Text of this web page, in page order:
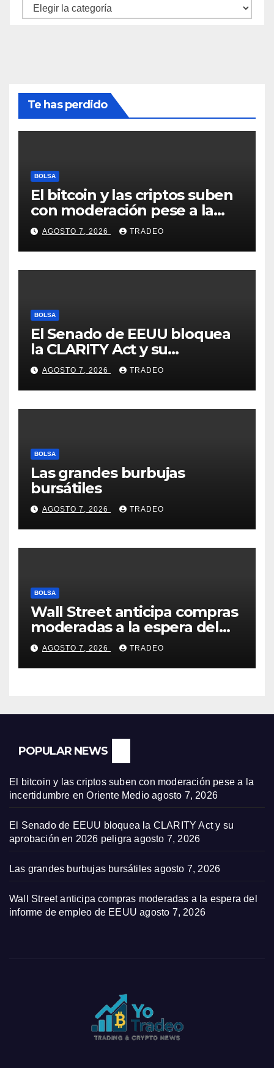
Categorías
Te has perdido
BOLSA
El bitcoin y las criptos suben
con moderación pese a la
incertidumbre en Oriente
Medio
AGOSTO 7, 2026 TRADEO
BOLSA
El Senado de EEUU bloquea
la CLARITY Act y su
aprobación en 2026 peligra
AGOSTO 7, 2026 TRADEO
BOLSA
Las grandes burbujas
bursátiles
AGOSTO 7, 2026 TRADEO
BOLSA
Wall Street anticipa compras
moderadas a la espera del
informe de empleo de EEUU
AGOSTO 7, 2026 TRADEO
POPULAR NEWS
El bitcoin y las criptos suben con moderación pese a la
incertidumbre en Oriente Medio agosto 7, 2026
El Senado de EEUU bloquea la CLARITY Act y su
aprobación en 2026 peligra agosto 7, 2026
Las grandes burbujas bursátiles agosto 7, 2026
Wall Street anticipa compras moderadas a la espera del
informe de empleo de EEUU agosto 7, 2026